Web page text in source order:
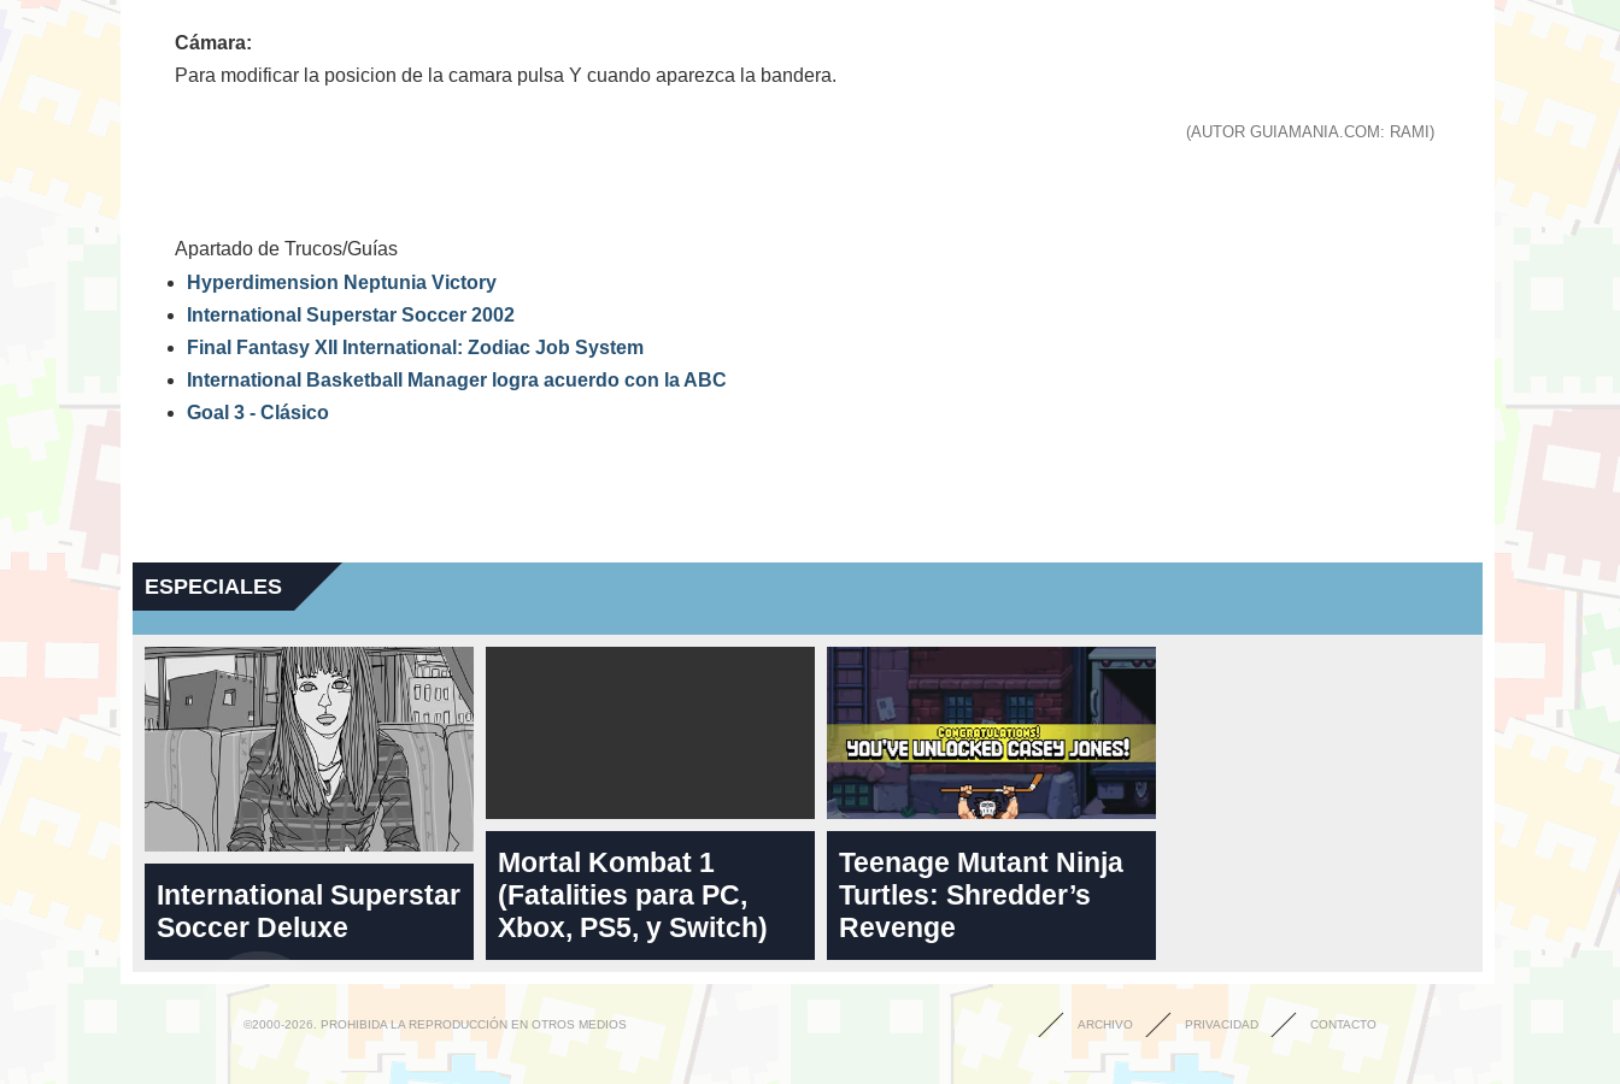
Cámara:
Para modificar la posicion de la camara pulsa Y cuando aparezca la bandera.
(AUTOR GUIAMANIA.COM: RAMI)
Apartado de Trucos/Guías
Hyperdimension Neptunia Victory
International Superstar Soccer 2002
Final Fantasy XII International: Zodiac Job System
International Basketball Manager logra acuerdo con la ABC
Goal 3 - Clásico
ESPECIALES
International Superstar
Soccer Deluxe
Mortal Kombat 1
(Fatalities para PC,
Xbox, PS5, y Switch)
Teenage Mutant Ninja
Turtles: Shredder’s
Revenge
©2000-2026. PROHIBIDA LA REPRODUCCIÓN EN OTROS MEDIOS ARCHIVO PRIVACIDAD CONTACTO